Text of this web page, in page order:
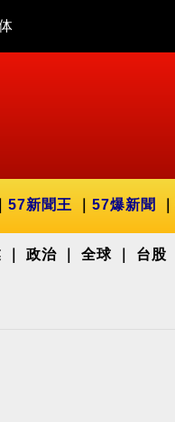
57新聞王 57爆新聞
政治 全球 台股